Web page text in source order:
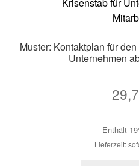
Muster: Kontaktplan für
Unternehmen
Enthält
Lieferzeit: